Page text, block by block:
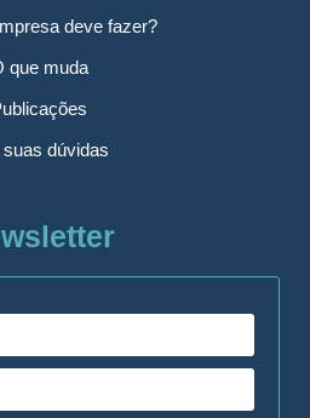
deve fazer?
que muda
suas dúvidas